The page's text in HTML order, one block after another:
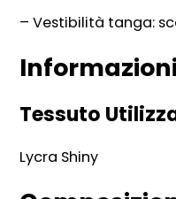
– Vestibilità tanga:
Tessuto
Lycra Shiny